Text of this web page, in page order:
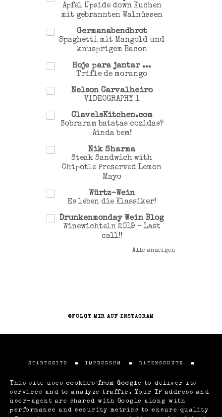
Apfel Upside down Kuchen
mit gebrannten Walnüssen
Germanabendbrot
Spaghetti mit Mangold und
knusprigem Bacon
Hoje para jantar ...
Trifle de morango
Nelson Carvalheiro
VIDEOGRAPHY 1
ClavelsKitchen.com
Sobraram batatas cozidas?
Ainda bem!
Nik Sharma
Steak Sandwich with
Chipotle Preserved Lemon
Mayo
Würtz-Wein
Es leben die Klassiker!
Drunkenmonday Wein Blog
Winewichteln 2019 – Last
call!!
Alle anzeigen
@FOLGT MIR AUF INSTAGRAM
STARTSEITE IMPRESSUM DATENSCHUTZ
ÜBER VOLLE LOTTE
This site uses cookies from Google to deliver its
services and to analyze traffic. Your IP address and
user-agent are shared with Google along with
performance and security metrics to ensure quality